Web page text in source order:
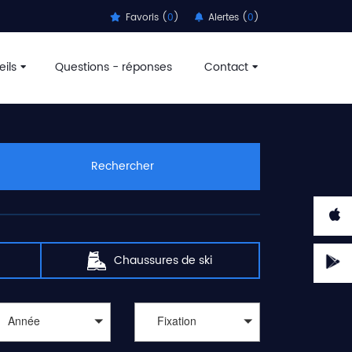
Favoris (0) Alertes (0)
Questions - réponses Contact
speck sports, montaz, amazon, c-discount,
de
trouver des offres de ski pas cher
blizzard, black crows, apo, armada, atomic, dynafit,
vous démange, l'appel des télésièges, téléskis et
Rechercher
Chaussures de ski
Année Fixation